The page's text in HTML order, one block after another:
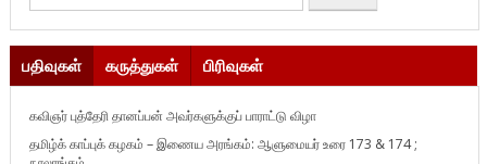
பதிவுகள் கருத்துகள் பிரிவுகள்
கவிஞர் புத்தேரி தானப்பன் அவர்களுக்குப் பாராட்டு விழா
தமிழ்க் காப்புக் கழகம் – இணைய அரங்கம்: ஆளுமையர் உரை 173 & 174 ;